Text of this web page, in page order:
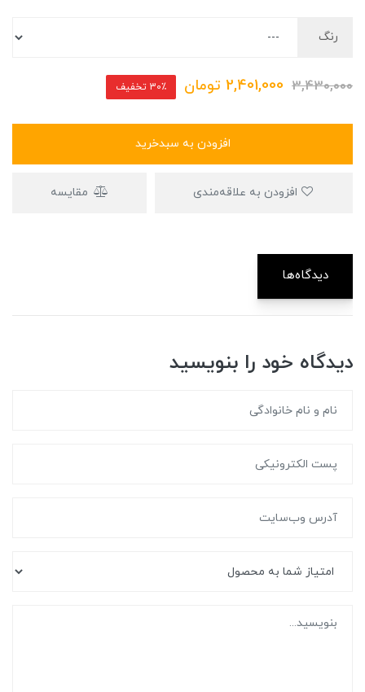
رنگ
3,430,000
2,401,000 تومان 30٪ تخفیف
افزودن به سبدخرید
مقایسه
دیدگاه‌ها
دیدگاه خود را بنویسید